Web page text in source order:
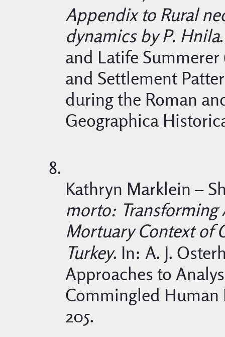
Appendix to Rural
dynamics by P. Hnila
and Latife
and Settlement
during the Roman
Geographica
Kathryn Marklein –
morto: Transforming
Mortuary Context of
Turkey. In: A. J.
Approaches to
Commingled Human
205.